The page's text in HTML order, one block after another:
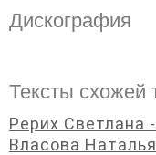
Дискография
Тексты схожей
Рерих Светлана
Власова